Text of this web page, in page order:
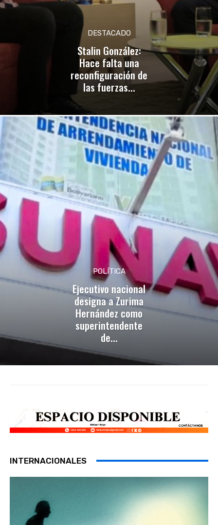
DESTACADO
Stalin González:
Hace falta una
reconfiguración de
las fuerzas...
POLÍTICA
Ejecutivo nacional
designa a Zurima
Hernández como
superintendente
de...
INTERNACIONALES